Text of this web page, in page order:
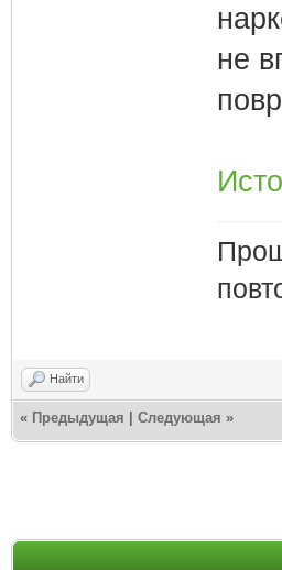
не
Найти
« Предыдущая Следующая »